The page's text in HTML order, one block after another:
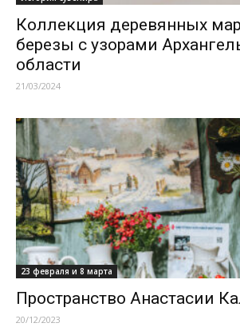
Коллекция деревянных
березы с узорами
области
21/03/2024
23 февраля и 8 марта
Пространство Анастасии
20/12/2023